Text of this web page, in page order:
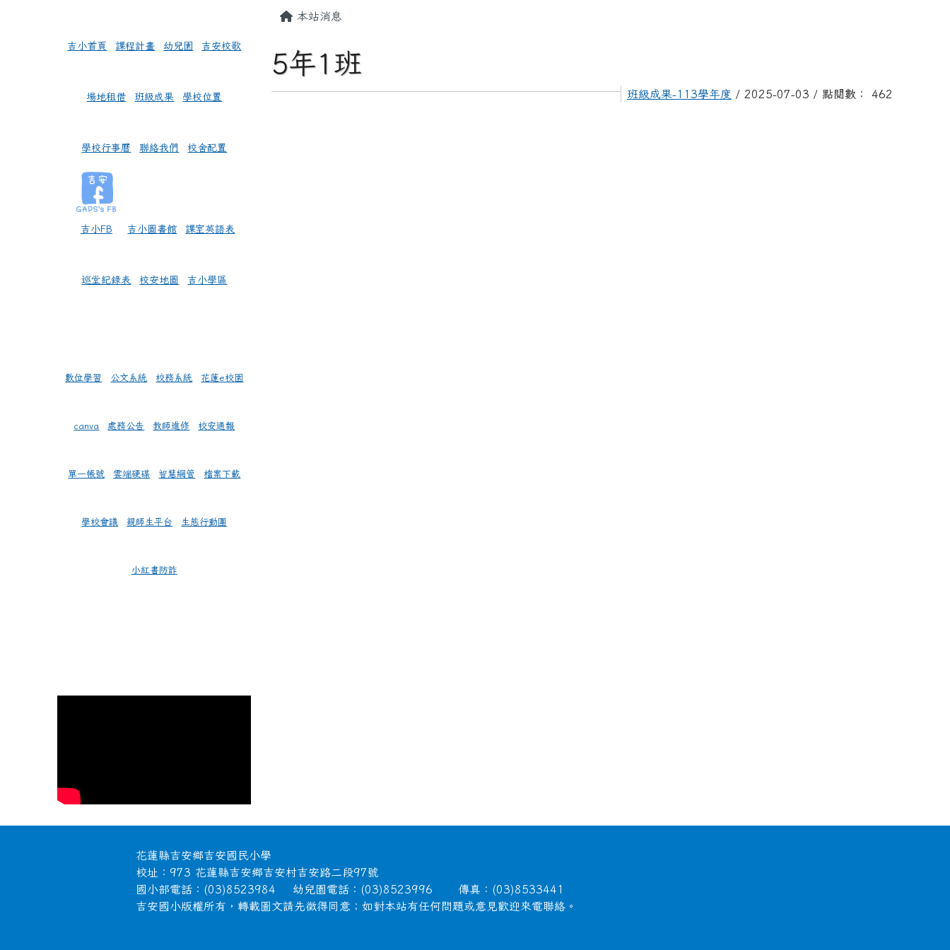
吉小首頁 課程計畫 幼兒園 吉安校歌
場地租借 班級成果 學校位置
學校行事曆 聯絡我們 校舍配置
吉小FB 吉小圖書館 課室英語表
巡堂紀錄表 校安地圖 吉小學區
數位學習 公文系統 校務系統 花蓮e校園
canva 處務公告 教師進修 校安通報
單一帳號 雲端硬碟 智慧網管 檔案下載
學校會議 親師生平台 生態行動團
小紅書防詐
主內容區域
本站消息
5年1班
班級成果-113學年度 / 2025-07-03 / 點閱數： 462
頁尾區域內容花蓮縣吉安鄉吉安國民小學
校址：973 花蓮縣吉安鄉吉安村吉安路二段97號
國小部電話：(03)8523984 幼兒園電話：(03)8523996 傳真：(03)8533441
吉安國小版權所有，轉載圖文請先徵得同意；如對本站有任何問題或意見歡迎來電聯絡。